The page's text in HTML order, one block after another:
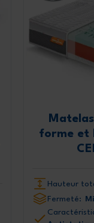
forme et
Hauteur
Fermeté: